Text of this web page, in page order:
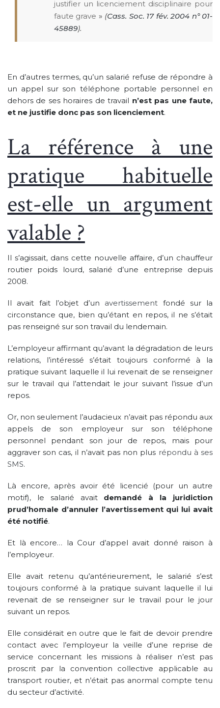
justifier un licenciement disciplinaire pour
faute grave » (Cass. Soc. 17 fév. 2004 n° 01-
45889).
En d’autres termes, qu’un salarié refuse de répondre à
un appel sur son téléphone portable personnel en
dehors de ses horaires de travail n’est pas une faute,
et ne justifie donc pas son licenciement.
La référence à une
pratique habituelle
est-elle un argument
valable ?
Il s’agissait, dans cette nouvelle affaire, d’un chauffeur
routier poids lourd, salarié d’une entreprise depuis
2008.
Il avait fait l’objet d’un avertissement fondé sur la
circonstance que, bien qu’étant en repos, il ne s’était
pas renseigné sur son travail du lendemain.
L’employeur affirmant qu’avant la dégradation de leurs
relations, l’intéressé s’était toujours conformé à la
pratique suivant laquelle il lui revenait de se renseigner
sur le travail qui l’attendait le jour suivant l’issue d’un
repos.
Or, non seulement l’audacieux n’avait pas répondu aux
appels de son employeur sur son téléphone
personnel pendant son jour de repos, mais pour
aggraver son cas, il n’avait pas non plus répondu à ses
SMS.
Là encore, après avoir été licencié (pour un autre
motif), le salarié avait demandé à la juridiction
prud’homale d’annuler l’avertissement qui lui avait
été notifié.
Et là encore… la Cour d’appel avait donné raison à
l’employeur.
Elle avait retenu qu’antérieurement, le salarié s’est
toujours conformé à la pratique suivant laquelle il lui
revenait de se renseigner sur le travail pour le jour
suivant un repos.
Elle considérait en outre que le fait de devoir prendre
contact avec l’employeur la veille d’une reprise de
service concernant les missions à réaliser n’est pas
proscrit par la convention collective applicable au
transport routier, et n’était pas anormal compte tenu
du secteur d’activité.